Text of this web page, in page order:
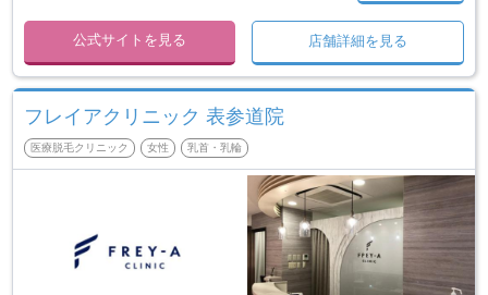
公式サイトを見る 店舗詳細を見る
フレイアクリニック 表参道院
医療脱毛クリニック 女性 乳首・乳輪